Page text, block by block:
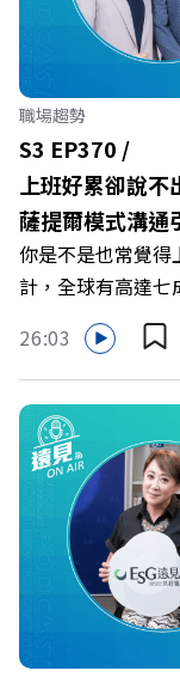
力互助與微型創
智庫總編輯 李建
遠 +++++ 🫧清除
開看質感養成術
《遠見》更多的社
IG：https://
Powered by
職場趨勢
S3 EP370 /
上班好累卻說
薩提爾模式溝通
你是不是也常覺得
計，全球有高達
成默默承受著「
與承上啟下的壓力
止境的自我懷疑，
集《遠見ON AIR
爾模式溝通引導
的應對姿態，以
🔺你的自我價值
你的同事，正在
何在中高壓的「
遠見雜誌總編輯
作者 李崇義、謝
26:03